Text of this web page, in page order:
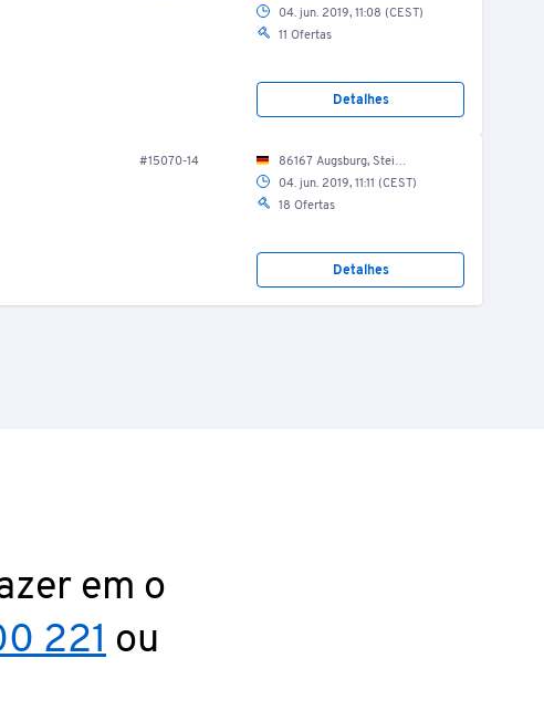
04. jun. 2019, 11:08 (CEST)
11 Ofertas
Detalhes
#15070-14
86167 Augsburg, Steinerne Furt 69, EG / Fitnessraum
04. jun. 2019, 11:11 (CEST)
18 Ofertas
Detalhes
em o
221 ou